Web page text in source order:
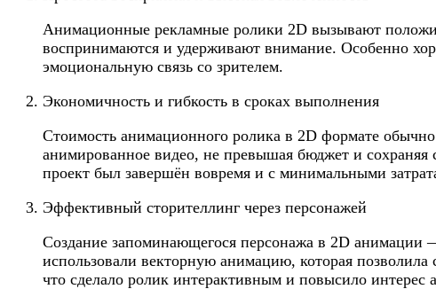
Анимационные рекламные ролики 2D вызывают
воспринимаются и удерживают внимание. Особенно
эмоциональную связь со зрителем.
Экономичность и гибкость в сроках выполнения
Стоимость анимационного ролика в 2D формате
анимированное видео, не превышая бюджет и сохраняя
проект был завершён вовремя и с минимальными
Эффективный сторителлинг через персонажей
Создание запоминающегося персонажа в 2D анимации
использовали векторную анимацию, которая
что сделало ролик интерактивным и повысило интерес